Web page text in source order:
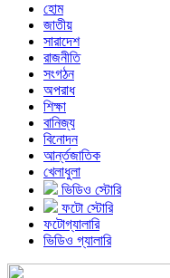
হোম
জাতীয়
সারাদেশ
রাজনীতি
সংগঠন
অপরাধ
শিক্ষা
বানিজ্য
বিনোদন
আর্ন্তজাতিক
খেলাধুলা
ভিডিও স্টোরি
ফটো স্টোরি
ফটোগ্যালারি
ভিডিও গ্যালারি